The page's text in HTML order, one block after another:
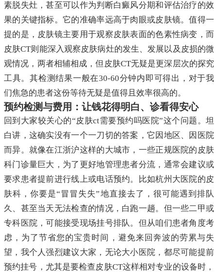
素脱失灶，甚至可以作为判断白癜风分期和评估治疗的效
果的关键指标。它的准确率远高于肉眼或皮肤镜。值得一
提的是，皮肤镜主要用于观察皮肤表面的色素性病变，而
皮肤CT则能深入观察皮肤病灶的发生、发展以及皮损的微
观情况，两者相辅相成，但皮肤CT无疑是更深层次的探究
工具。其检测结果一般在30-60分钟内即可得出，对于我
们焦急的患者这份等待无疑是值得且效率很高的。
预约检测与费用：让钱花得明白、诊看得安心
回到大家较关心的“皮肤ct需要预约吗医院”这个问题。坦
白讲，这确实没有一个一刀切的答案，它因地区、因医院
而异。就像在江浙沪这样的大城市，一些正规医院的皮肤
科门诊量巨大，为了更好地管理患者分流，通常会建议或
要求患者提前进行线上或电话预约。比如杭州大医院的皮
肤科，你要是“冒冒失失”地直接去了，很可能遇到排队
久、甚至当天无法检查的情况，白跑一趟。但一些二甲或
专科医院，可能接受现场挂号排队。但从咱们患者角度考
虑，为了节省您的宝贵时间，避免来回奔波的劳累与失
望，我个人强烈建议大家，无论大小医院，都尽可能提前
预约挂号，尤其是要检查皮肤CT这样相对专业的设备时，